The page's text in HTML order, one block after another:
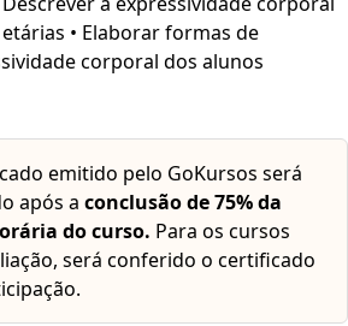
• Elaborar formas de
corporal dos alunos
emitido pelo GoKursos será
após a conclusão de 75% da
do curso. Para os cursos
será conferido o certificado